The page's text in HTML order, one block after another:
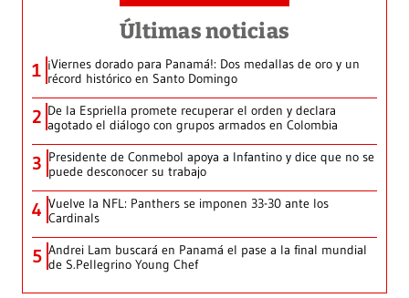
Últimas noticias
1 ¡Viernes dorado para Panamá!: Dos medallas de oro y un
récord histórico en Santo Domingo
2 De la Espriella promete recuperar el orden y declara
agotado el diálogo con grupos armados en Colombia
3 Presidente de Conmebol apoya a Infantino y dice que no se
puede desconocer su trabajo
4 Vuelve la NFL: Panthers se imponen 33-30 ante los
Cardinals
5 Andrei Lam buscará en Panamá el pase a la final mundial
de S.Pellegrino Young Chef